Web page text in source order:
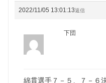
2022/11/05 13:01:13返信
下団